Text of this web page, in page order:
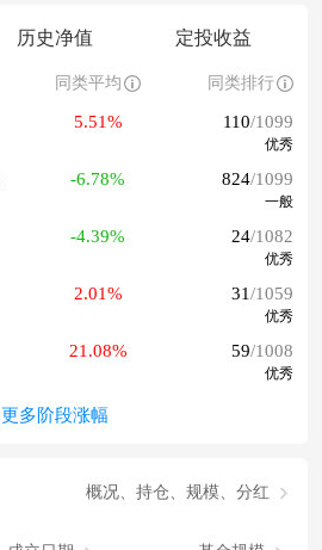
历史净值 定投收益
同类平均 同类排行
5.51% 110/1099
优秀
-6.78% 824/1099
一般
-4.39% 24/1082
优秀
2.01% 31/1059
优秀
21.08% 59/1008
优秀
更多阶段涨幅
概况、持仓、规模、分红